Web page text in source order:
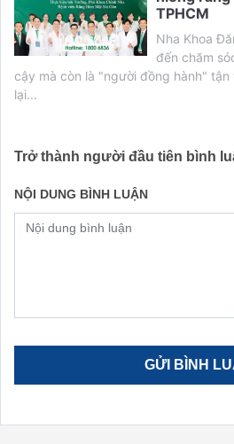
TPHCM
Nha Khoa
đến chăm
cậy mà còn là "người đồng hành"
lại...
Trở thành người đầu tiên bình
NỘI DUNG BÌNH LUẬN